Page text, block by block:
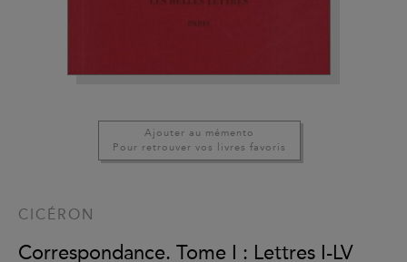
Ajouter au mémento
Pour retrouver vos livres favoris
CICÉRON
Correspondance. Tome I : Lettres I-LV